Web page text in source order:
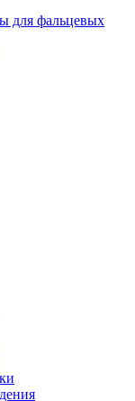
для фальцевых